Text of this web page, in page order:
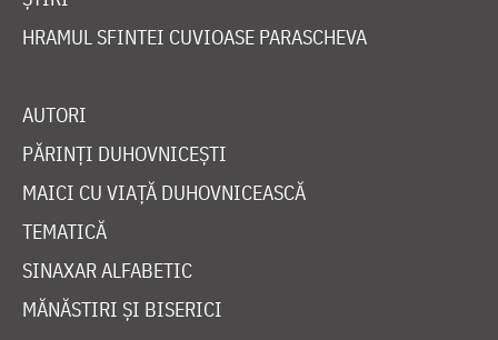
MEDIA
ȘTIRI
AUTORI
PĂRINȚI DUHOVNICEȘTI
MAICI CU VIAȚĂ DUHOVNICEASCĂ
TEMATICĂ
SINAXAR ALFABETIC